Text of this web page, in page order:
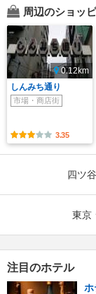
周辺のショッ
0.12km
しんみち通り
市場・商店街
3.35
四ツ
東京
注目のホテル
ホ